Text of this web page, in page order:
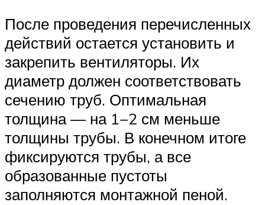
После проведения перечисленных
действий остается установить и
закрепить вентиляторы. Их
диаметр должен соответствовать
сечению труб. Оптимальная
толщина — на 1−2 см меньше
толщины трубы. В конечном итоге
фиксируются трубы, а все
образованные пустоты
заполняются монтажной пеной.